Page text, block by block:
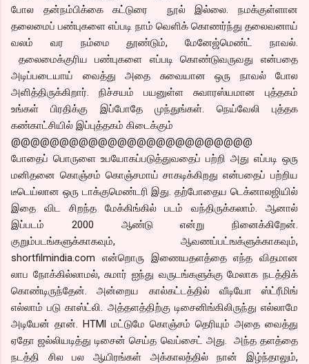
போல தன்நம்பிக்கை கட்டுரை நூல் இல்லை. நமக்குள்ளான
தலைமைப் பண்புகளை எப்படி நாம் வெளிக் கொணர்ந்து தலைவனாய்
வலம் வர நம்மை தூண்டும், மேனேஜ்மெண்ட் நாவல்.
தலைமைக்குரிய பண்புகளை எப்படி கொண்டுவருவது என்பதை
அடிப்படையாய் வைத்து அதை சுவையான ஒரு நாவல் போல
அளித்திருக்கிறார். நிச்சயம் பயனுள்ள சுவாரஸ்யமான புத்தகம்
உங்கள் பிரதிக்கு இப்போதே முந்துங்கள். நெய்வேலி புத்தக
கண்காட்சியில் இப்புத்தகம் கிடைக்கும்
@@@@@@@@@@@@@@@@@@@@@@@@@
போதைப் பொருளை உபயோகப்படுத்துவதைப் பற்றி அது எப்படி ஒரு
மனிதனை கொஞ்சம் கொஞ்சமாய் சாகடிக்கிறது என்பதைப் பற்றிய
டீடெய்லான ஒரு டாக்குமெண்டரி இது. தற்போதைய டெக்னாலஜியில்
இதை விட சிறந்த மேக்கிங்கில் படம் வந்திருக்கலாம். ஆனால்
இப்படம் 2000 ஆண்டு என்று நினைக்கிறேன்.
குறும்படங்களுக்காகவும், ஆவணப்பட்ஙக்ளுக்காகவும்,
shortfilmindia.com என்றொரு இணையதளத்தை எந்த விதமான
லாப நோக்கில்லாமல், சுமார் ஐந்து வருடங்களுக்கு மேலாக நடத்திக்
கொண்டிருந்தேன். அன்றைய கால்கட்டத்தில் வீடியோ ஸ்ட்ரீமிங்
எல்லாம் படு காஸ்ட்லி. அத்தளத்திற்கு டிசைனிங்கிலிருந்து எல்லாமே
அடியேன் தான். HTMl மட்டுமே கொஞ்சம் தெரியும் அதை வைத்து
ஏதோ ஜல்லியடித்து டிசைன் செய்த வெப்சைட் அது. அந்த தளத்தை
நடத்தி சில பல ஆயிரங்கள் அக்காலத்தில் நான் இழ்ந்தாலும்,